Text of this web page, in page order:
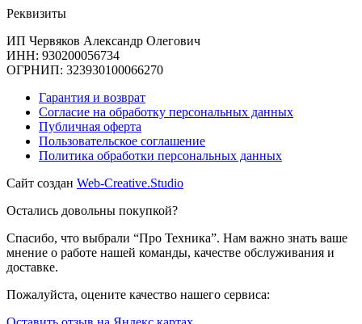
Реквизиты
ИП Червяков Александр Олегович
ИНН: 930200056734
ОГРНИП: 323930100066270
Гарантия и возврат
Согласие на обработку персональных данных
Публичная оферта
Пользовательское соглашение
Политика обработки персональных данных
Сайт создан Web-Creative.Studio
Остались довольны покупкой?
Спасибо, что выбрали “Про Техника”. Нам важно знать ваше
мнение о работе нашей команды, качестве обслуживания и
доставке.
Пожалуйста, оцените качество нашего сервиса: